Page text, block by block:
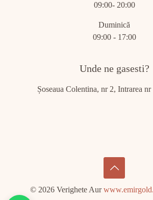
09:00- 20:00
Duminică
09:00 - 17:00
Unde ne gasesti?
Șoseaua Colentina, nr 2, Intrarea
© 2026 Verighete Aur